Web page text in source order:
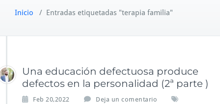
Inicio / Entradas etiquetadas "terapia familia"
Una educación defectuosa produce
defectos en la personalidad (2ª parte )
Feb 20,2022
Deja un comentario